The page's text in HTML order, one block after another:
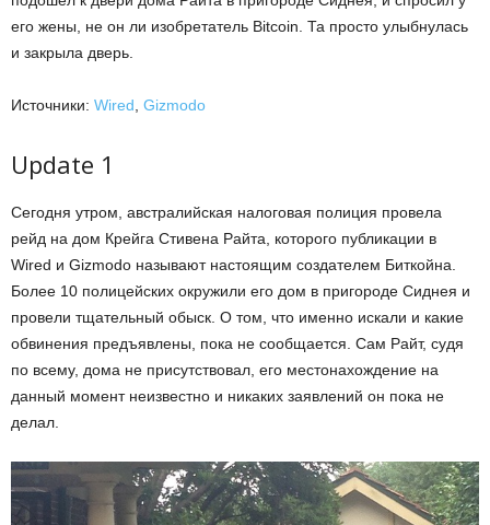
его жены, не он ли изобретатель Bitcoin. Та просто улыбнулась
и закрыла дверь.
Источники: Wired Gizmodo
Update 1
Сегодня утром, австралийская налоговая полиция провела
рейд на дом Крейга Стивена Райта, которого публикации в
Wired и Gizmodo называют настоящим создателем Биткойна.
Более 10 полицейских окружили его дом в пригороде Сиднея и
провели тщательный обыск. О том, что именно искали и какие
обвинения предъявлены, пока не сообщается. Сам Райт, судя
по всему, дома не присутствовал, его местонахождение на
данный момент неизвестно и никаких заявлений он пока не
делал.